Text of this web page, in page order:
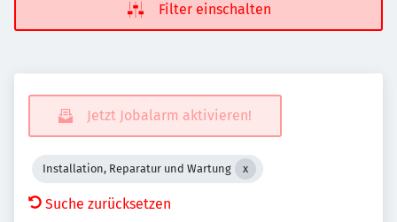
Filter einschalten
Jetzt Jobalarm aktivieren!
Installation, Reparatur und Wartung
Suche zurücksetzen